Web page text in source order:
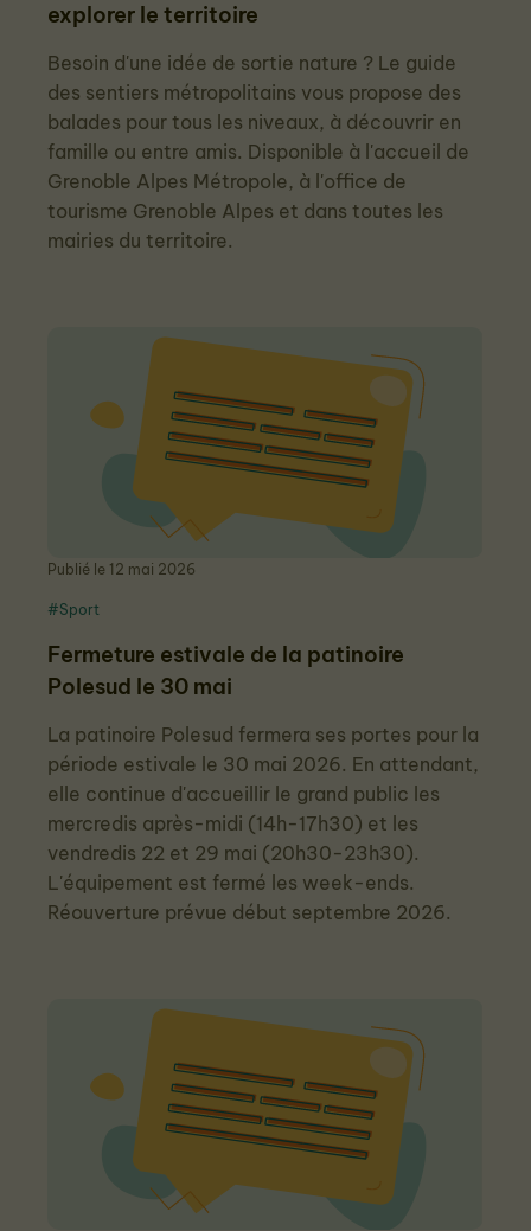
explorer le territoire
Besoin d'une idée de sortie nature ? Le guide
des sentiers métropolitains vous propose des
balades pour tous les niveaux, à découvrir en
famille ou entre amis. Disponible à l'accueil de
Grenoble Alpes Métropole, à l'office de
tourisme Grenoble Alpes et dans toutes les
mairies du territoire.
Fermeture estivale de la patinoire
Polesud le 30 mai
Publié le 12 mai 2026
#Sport
La patinoire Polesud fermera ses portes pour la
période estivale le 30 mai 2026. En attendant,
elle continue d'accueillir le grand public les
mercredis après-midi (14h-17h30) et les
vendredis 22 et 29 mai (20h30-23h30).
L'équipement est fermé les week-ends.
Réouverture prévue début septembre 2026.